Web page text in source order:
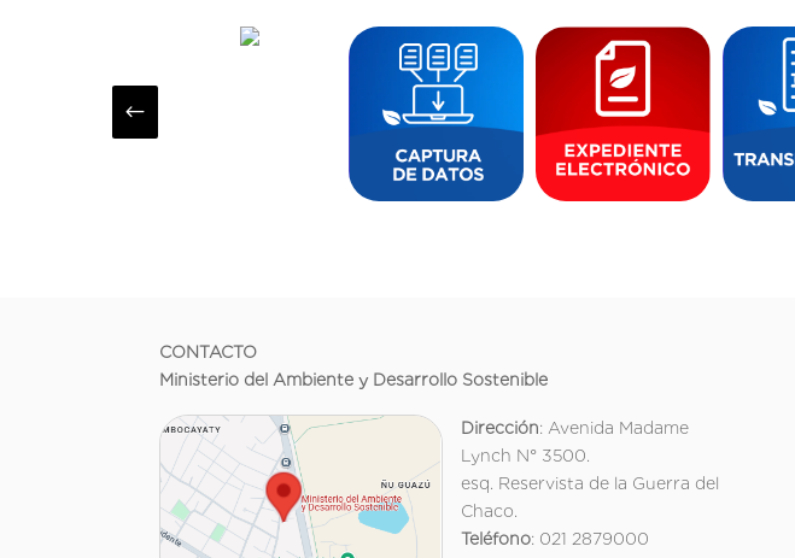
#
CONTACTO
Ministerio del Ambiente y Desarrollo Sostenible
Dirección: Avenida Madame
Lynch N° 3500.
esq. Reservista de la Guerra del
Chaco.
Teléfono: 021 2879000